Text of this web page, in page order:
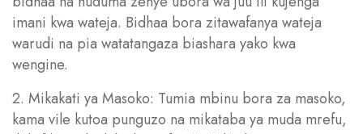
imani kwa wateja. Bidhaa bora zitawafanya wateja
warudi na pia watatangaza biashara yako kwa
wengine.
2. Mikakati ya Masoko: Tumia mbinu bora za masoko,
kama vile kutoa punguzo na mikataba ya muda mrefu,